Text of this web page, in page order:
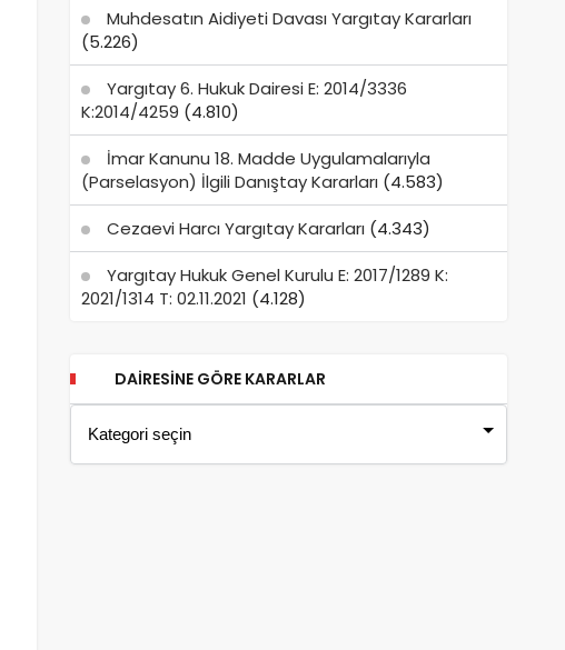
Muhdesatın Aidiyeti Davası Yargıtay Kararları
(5.226)
Yargıtay 6. Hukuk Dairesi E: 2014/3336
K:2014/4259 (4.810)
İmar Kanunu 18. Madde Uygulamalarıyla
(Parselasyon) İlgili Danıştay Kararları (4.583)
Cezaevi Harcı Yargıtay Kararları (4.343)
Yargıtay Hukuk Genel Kurulu E: 2017/1289 K:
2021/1314 T: 02.11.2021 (4.128)
DAIRESINE GÖRE KARARLAR